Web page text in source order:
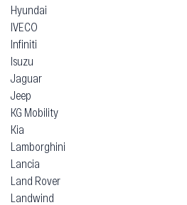
Hyundai
IVECO
Infiniti
Isuzu
Jaguar
Jeep
KG Mobility
Kia
Lamborghini
Lancia
Land Rover
Landwind